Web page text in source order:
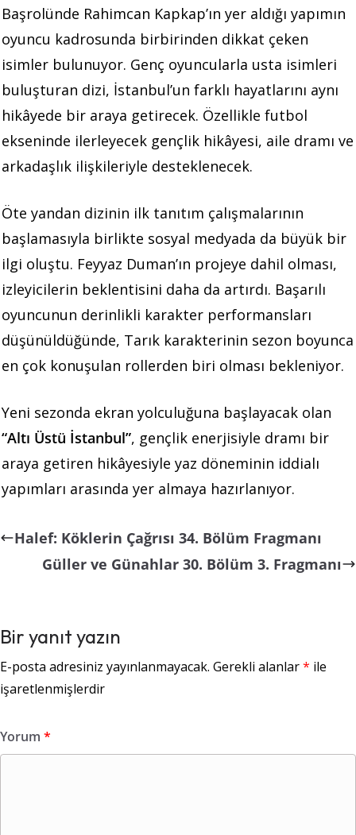
Başrolünde Rahimcan Kapkap’ın yer aldığı yapımın
oyuncu kadrosunda birbirinden dikkat çeken
isimler bulunuyor. Genç oyuncularla usta isimleri
buluşturan dizi, İstanbul’un farklı hayatlarını aynı
hikâyede bir araya getirecek. Özellikle futbol
ekseninde ilerleyecek gençlik hikâyesi, aile dramı ve
arkadaşlık ilişkileriyle desteklenecek.
Öte yandan dizinin ilk tanıtım çalışmalarının
başlamasıyla birlikte sosyal medyada da büyük bir
ilgi oluştu. Feyyaz Duman’ın projeye dahil olması,
izleyicilerin beklentisini daha da artırdı. Başarılı
oyuncunun derinlikli karakter performansları
düşünüldüğünde, Tarık karakterinin sezon boyunca
en çok konuşulan rollerden biri olması bekleniyor.
Yeni sezonda ekran yolculuğuna başlayacak olan
“Altı Üstü İstanbul”, gençlik enerjisiyle dramı bir
araya getiren hikâyesiyle yaz döneminin iddialı
yapımları arasında yer almaya hazırlanıyor.
Halef: Köklerin Çağrısı 34. Bölüm Fragmanı
Güller ve Günahlar 30. Bölüm 3. Fragmanı
Bir yanıt yazın
E-posta adresiniz yayınlanmayacak. Gerekli alanlar* ile
işaretlenmişlerdir
Yorum *